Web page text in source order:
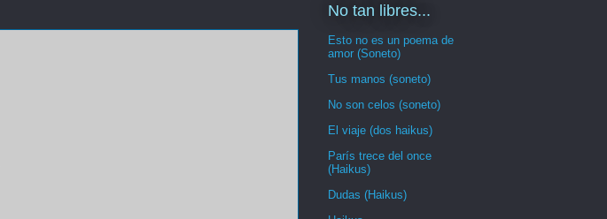
No tan libres...
Esto no es un poema de
amor (Soneto)
Tus manos (soneto)
No son celos (soneto)
El viaje (dos haikus)
París trece del once
(Haikus)
Dudas (Haikus)